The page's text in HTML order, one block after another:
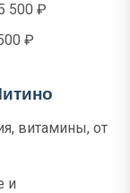
500 ₽
₽
витамины, от
и